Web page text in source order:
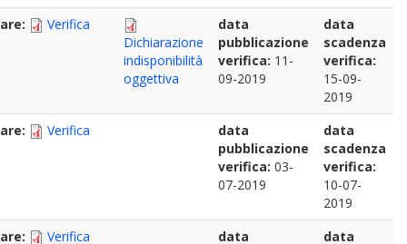
Verifica
Dichiarazione
indisponibilità
oggettiva
data
pubblicazione
verifica: 11-
09-2019
data
scadenza
verifica:
15-09-
2019
Verifica
data
pubblicazione
verifica: 03-
07-2019
data
scadenza
verifica:
10-07-
2019
Verifica data data